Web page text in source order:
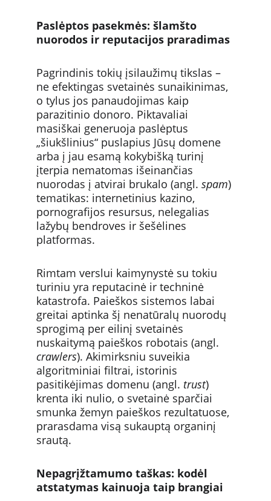
Paslėptos pasekmės: šlamšto
nuorodos ir reputacijos praradimas
Pagrindinis tokių įsilaužimų tikslas –
ne efektingas svetainės sunaikinimas,
o tylus jos panaudojimas kaip
parazitinio donoro. Piktavaliai
masiškai generuoja paslėptus
„šiukšlinius“ puslapius Jūsų domene
arba į jau esamą kokybišką turinį
įterpia nematomas išeinančias
nuorodas į atvirai brukalo (angl. spam)
tematikas: internetinius kazino,
pornografijos resursus, nelegalias
lažybų bendroves ir šešėlines
platformas.
Rimtam verslui kaimynystė su tokiu
turiniu yra reputacinė ir techninė
katastrofa. Paieškos sistemos labai
greitai aptinka šį nenatūralų nuorodų
sprogimą per eilinį svetainės
nuskaitymą paieškos robotais (angl.
crawlers). Akimirksniu suveikia
algoritminiai filtrai, istorinis
pasitikėjimas domenu (angl. trust)
krenta iki nulio, o svetainė sparčiai
smunka žemyn paieškos rezultatuose,
prarasdama visą sukauptą organinį
srautą.
Nepagrįžtamumo taškas: kodėl
atstatymas kainuoja taip brangiai